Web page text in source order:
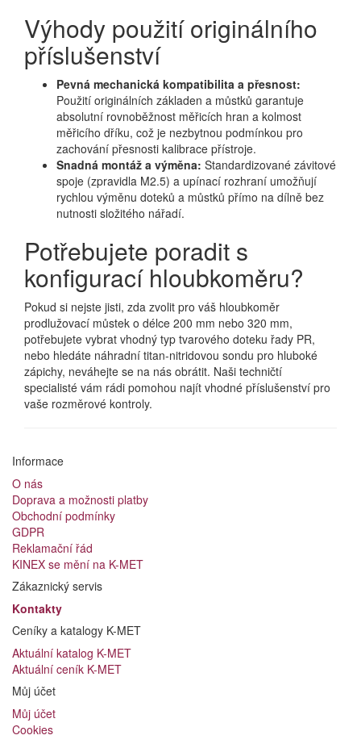
Výhody použití originálního
příslušenství
Pevná mechanická kompatibilita a přesnost:
Použití originálních základen a můstků garantuje
absolutní rovnoběžnost měřicích hran a kolmost
měřicího dříku, což je nezbytnou podmínkou pro
zachování přesnosti kalibrace přístroje.
Snadná montáž a výměna: Standardizované závitové
spoje (zpravidla M2.5) a upínací rozhraní umožňují
rychlou výměnu doteků a můstků přímo na dílně bez
nutnosti složitého nářadí.
Potřebujete poradit s
konfigurací hloubkoměru?
Pokud si nejste jisti, zda zvolit pro váš hloubkoměr
prodlužovací můstek o délce 200 mm nebo 320 mm,
potřebujete vybrat vhodný typ tvarového doteku řady PR,
nebo hledáte náhradní titan-nitridovou sondu pro hluboké
zápichy, neváhejte se na nás obrátit. Naši techničtí
specialisté vám rádi pomohou najít vhodné příslušenství pro
vaše rozměrové kontroly.
Informace
O nás
Doprava a možnosti platby
Obchodní podmínky
GDPR
Reklamační řád
KINEX se mění na K-MET
Zákaznický servis
Kontakty
Ceníky a katalogy K-MET
Aktuální katalog K-MET
Aktuální ceník K-MET
Můj účet
Můj účet
Cookies